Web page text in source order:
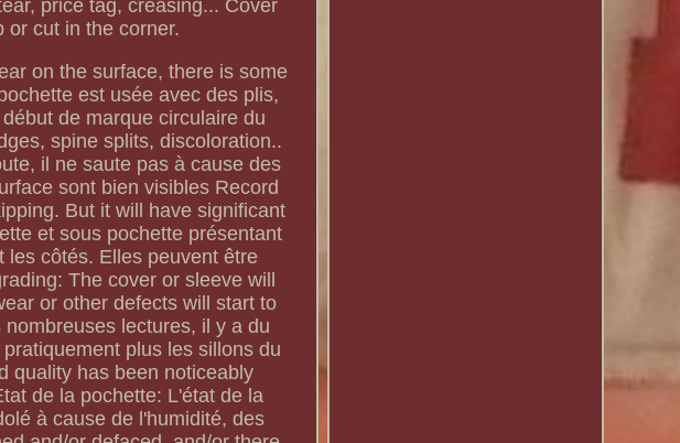
price tag, creasing... Cover
or cut in the corner.
on the surface, there is some
est usée avec des plis,
de marque circulaire du
spine splits, discoloration..
il ne saute pas à cause des
sont bien visibles Record
But it will have significant
et sous pochette présentant
les côtés. Elles peuvent être
The cover or sleeve will
or other defects will start to
lectures, il y a du
plus les sillons du
quality has been noticeably
de la pochette: L'état de la
à cause de l'humidité, des